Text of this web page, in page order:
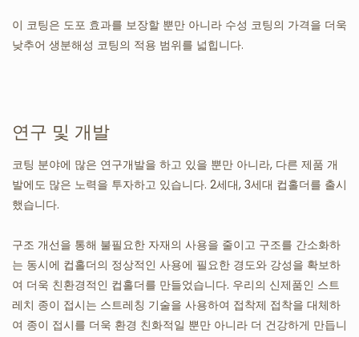
이 코팅은 도포 효과를 보장할 뿐만 아니라 수성 코팅의 가격을 더욱
낮추어 생분해성 코팅의 적용 범위를 넓힙니다.
연구 및 개발
코팅 분야에 많은 연구개발을 하고 있을 뿐만 아니라, 다른 제품 개
발에도 많은 노력을 투자하고 있습니다. 2세대, 3세대 컵홀더를 출시
했습니다.
구조 개선을 통해 불필요한 자재의 사용을 줄이고 구조를 간소화하
는 동시에 컵홀더의 정상적인 사용에 필요한 경도와 강성을 확보하
여 더욱 친환경적인 컵홀더를 만들었습니다. 우리의 신제품인 스트
레치 종이 접시는 스트레칭 기술을 사용하여 접착제 접착을 대체하
여 종이 접시를 더욱 환경 친화적일 뿐만 아니라 더 건강하게 만듭니